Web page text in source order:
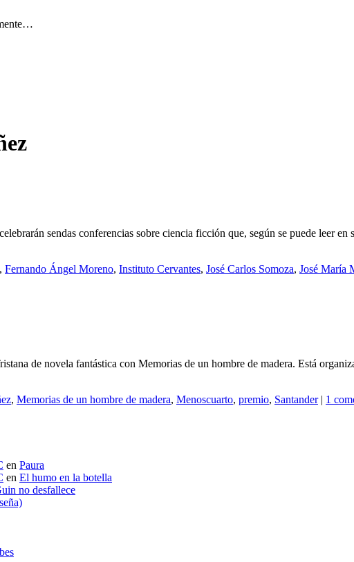
sendas conferencias sobre ciencia ficción que, según se puede leer
, Fernando Ángel Moreno, Instituto Cervantes, José Carlos Somoza, José María
de novela fantástica con Memorias de un hombre de madera. Está
, Memorias de un hombre de madera, Menoscuarto, premio, Santander | 1
en Paura
en El humo en la botella
no desfallece